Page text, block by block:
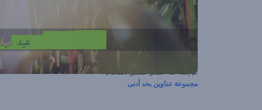
تم إنشاء هذا الفيديو المسبق باستخدام
مجموعة عناوين بحد أدنى